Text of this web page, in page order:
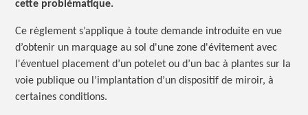
cette problématique.
Ce règlement s’applique à toute demande introduite en vue
d’obtenir un marquage au sol d'une zone d'évitement avec
l'éventuel placement d’un potelet ou d’un bac à plantes sur la
voie publique ou l’implantation d’un dispositif de miroir, à
certaines conditions.